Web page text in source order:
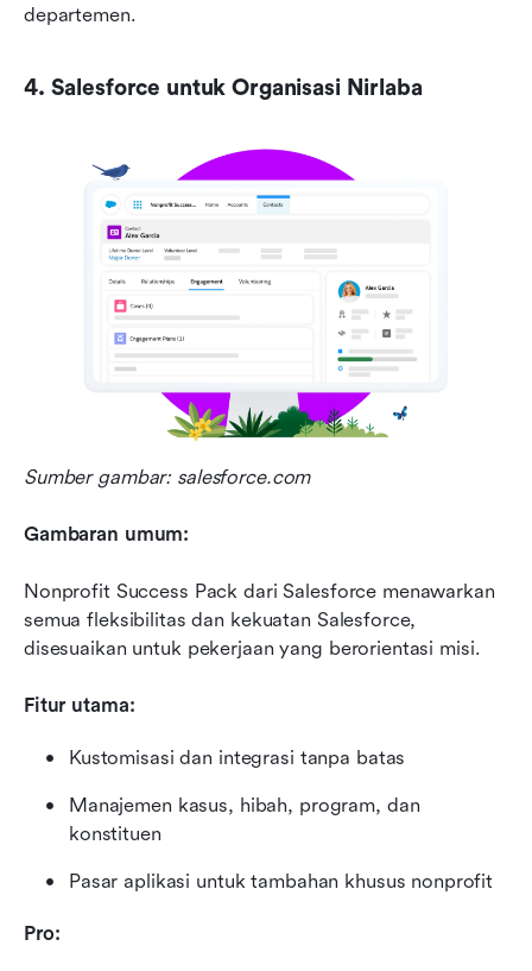
departemen.
4. Salesforce untuk Organisasi Nirlaba
Sumber gambar: salesforce.com
Gambaran umum:
Nonprofit Success Pack dari Salesforce menawarkan
semua fleksibilitas dan kekuatan Salesforce,
disesuaikan untuk pekerjaan yang berorientasi misi.
Fitur utama:
Kustomisasi dan integrasi tanpa batas
Manajemen kasus, hibah, program, dan
konstituen
Pasar aplikasi untuk tambahan khusus nonprofit
Pro: